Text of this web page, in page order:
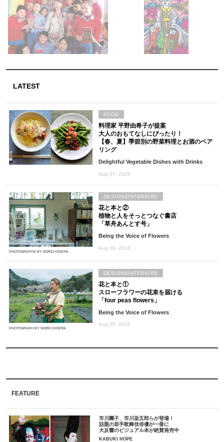
LATEST
料理家 平野由希子が提案
大人のおもてなしにぴったり！
【春、夏】季節別の野菜料理とお酒のペア
リング
Delightful Vegetable Dishes with Drinks
Aug 07, 2026
FOOD
PHOTOGRAPHS BY NORIO KIDERA
花と本と②
植物と人をそっとつなぐ書店
「草舟あんとす号」
Being the Voice of Flowers
Aug 06, 2026
DESIGN&INTERIORS
PHOTOGRAPH BY NORIO KIDERA
花と本と①
スローフラワーの花束を届ける
「four peas flowers」
Being the Voice of Flowers
Aug 05, 2026
DESIGN&INTERIORS
FEATURE
市川團子、市川染五郎らが登場！
話題の若手歌舞伎俳優が一冊に
大反響のビジュアル本が絶賛発売中
KABUKI HOPE